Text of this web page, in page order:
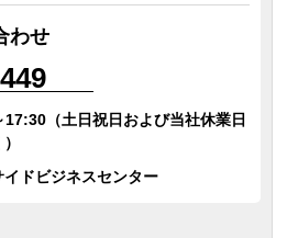
わせ
17:30（土日祝日および当社休業日
イドビジネスセンター